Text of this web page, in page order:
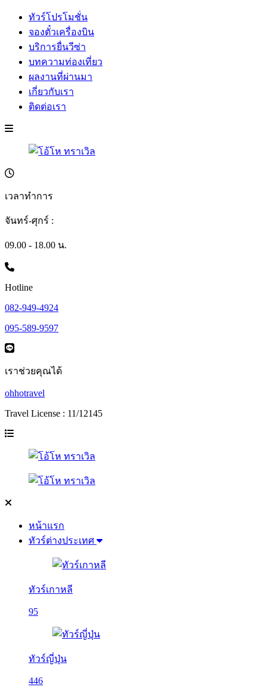
ทัวร์โปรโมชั่น
จองตั๋วเครื่องบิน
บริการยื่นวีซ่า
บทความท่องเที่ยว
ผลงานที่ผ่านมา
เกี่ยวกับเรา
ติดต่อเรา
เวลาทำการ
จันทร์-ศุกร์ :
09.00 - 18.00 น.
Hotline
082-949-4924
095-589-9597
เราช่วยคุณได้
ohhotravel
Travel License : 11/12145
หน้าแรก
ทัวร์ต่างประเทศ
ทัวร์เกาหลี
95
ทัวร์ญี่ปุ่น
446